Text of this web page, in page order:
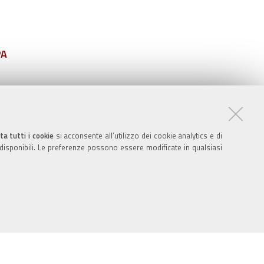
tutti i cookiesi acconsente all’utilizzo dei cookie analytics e di
Le preferenze possono essere modificate in qualsiasi